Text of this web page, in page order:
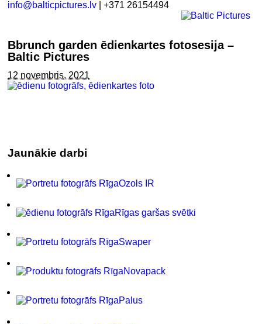
info@balticpictures.lv | +371 26154494
Bbrunch garden ēdienkartes fotosesija –
Baltic Pictures
12 novembris, 2021
Jaunākie darbi
Ozols IR
Rīgas garšas svētki
Swaper
Novapack
Palus